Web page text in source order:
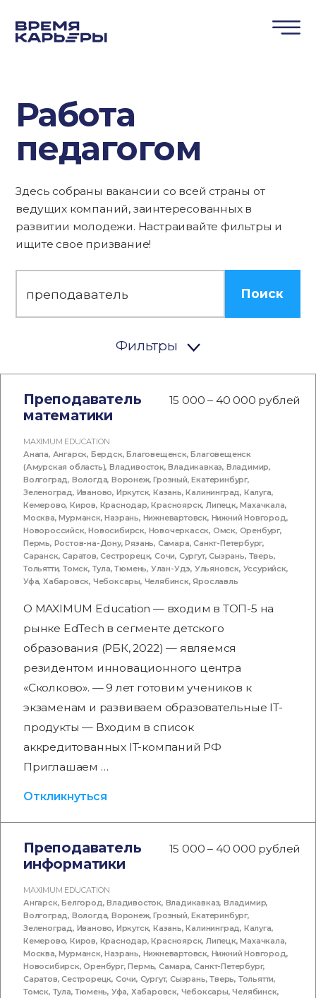
Работа
педагогом
Здесь собраны вакансии со всей страны от
ведущих компаний, заинтересованных в
развитии молодежи. Настраивайте фильтры и
ищите свое призвание!
Поиск
Фильтры
Преподаватель
математики
15 000 – 40 000 рублей
MAXIMUM EDUCATION
Анапа, Ангарск, Бердск,Благовещенск,Благовещенск
(Амурская область),Владивосток,Владикавказ, Владимир,
Волгоград, Вологда,Воронеж,Грозный,Екатеринбург,
Зеленоград, Иваново, Иркутск,Казань,Калининград, Калуга,
Кемерово,Киров, Краснодар,Красноярск,Липецк,Махачкала,
Москва,Мурманск,Назрань, Нижневартовск, Нижний Новгород,
Новороссийск,Новосибирск, Новочеркасск, Омск, Оренбург,
Пермь, Ростов-на-Дону,Рязань, Самара,Санкт-Петербург,
Саранск,Саратов,Сестрорецк,Сочи, Сургут,Сызрань, Тверь,
Тольятти,Томск, Тула,Тюмень, Улан-Удэ, Ульяновск, Уссурийск,
Уфа,Хабаровск, Чебоксары, Челябинск,Ярославль
О MAXIMUM Education — входим в ТОП-5 на
рынке EdTech в сегменте детского
образования (РБК, 2022) — являемся
резидентом инновационного центра
«Сколково». — 9 лет готовим учеников к
экзаменам и развиваем образовательные IT-
продукты — Входим в список
аккредитованных IT-компаний РФ
Приглашаем …
Откликнуться
Преподаватель
информатики
15 000 – 40 000 рублей
MAXIMUM EDUCATION
Ангарск,Белгород,Владивосток, Владикавказ,Владимир,
Волгоград, Вологда,Воронеж,Грозный,Екатеринбург,
Зеленоград, Иваново, Иркутск,Казань,Калининград, Калуга,
Кемерово,Киров, Краснодар,Красноярск,Липецк,Махачкала,
Москва,Мурманск,Назрань, Нижневартовск, Нижний Новгород,
Новосибирск,Оренбург,Пермь,Самара,Санкт-Петербург,
Саратов,Сестрорецк, Сочи, Сургут,Сызрань,Тверь, Тольятти,
Томск, Тула,Тюмень, Уфа, Хабаровск, Чебоксары,Челябинск,